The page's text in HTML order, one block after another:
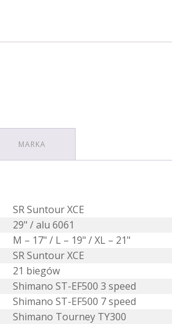
MARKA
SR Suntour XCE
29" / alu 6061
M – 17" / L – 19" / XL – 21"
SR Suntour XCE
21 biegów
Shimano ST-EF500 3 speed
Shimano ST-EF500 7 speed
Shimano Tourney TY300